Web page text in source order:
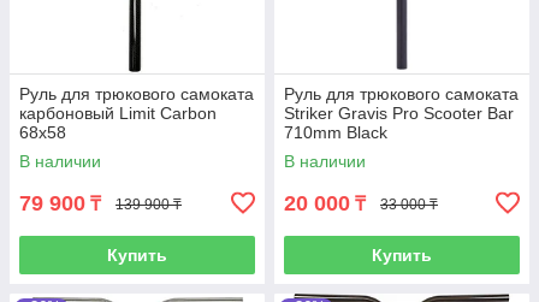
Руль для трюкового самоката
карбоновый Limit Carbon
68x58
В наличии
79 900 ₸ 139 900 ₸
Купить
Руль для трюкового самоката
Striker Gravis Pro Scooter Bar
710mm Black
В наличии
20 000 ₸ 33 000 ₸
Купить